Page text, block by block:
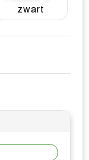
zwart